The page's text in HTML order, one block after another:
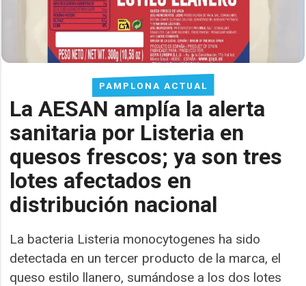
PAMPLONA ACTUAL
La AESAN amplía la alerta
sanitaria por Listeria en
quesos frescos; ya son tres
lotes afectados en
distribución nacional
La bacteria Listeria monocytogenes ha sido
detectada en un tercer producto de la marca, el
queso estilo llanero, sumándose a los dos lotes